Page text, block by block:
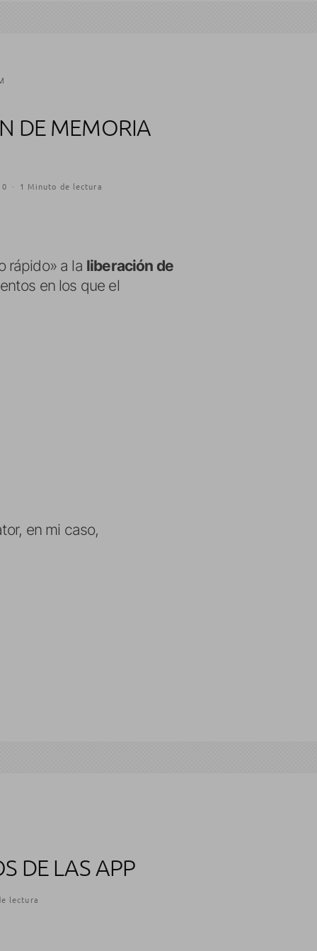
DE MEMORIA
· 1 Minuto de lectura
rápido» a la liberación de
en los que el
en mi caso,
DE LAS APP
lectura